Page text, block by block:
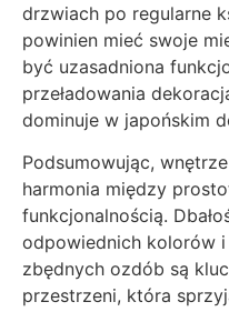
drzwiach po regularne
powinien mieć swoje
być uzasadniona
przeładowania
dominuje w japońskim
Podsumowując,
harmonia między
funkcjonalnością.
odpowiednich kolorów i
zbędnych ozdób są
przestrzeni, która